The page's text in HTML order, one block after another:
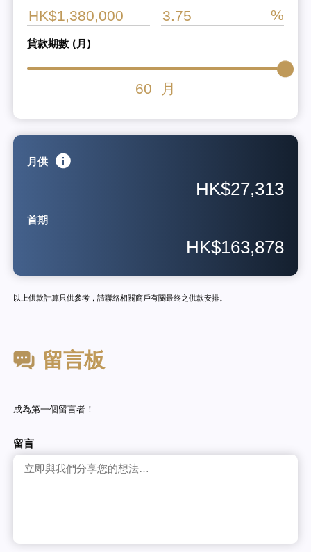
貸款期數 (月)
60 月
月供
HK$27,313
首期
HK$163,878
以上供款計算只供參考，請聯絡相關商戶有關最終之供款安排。
留言板
成為第一個留言者！
留言